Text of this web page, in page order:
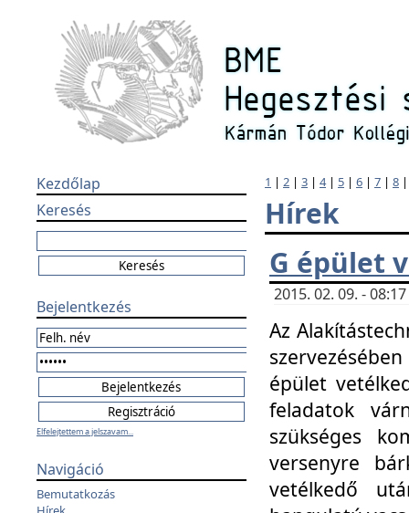
Kezdőlap
Keresés
Bejelentkezés
Elfelejtettem a jelszavam...
Navigáció
Bemutatkozás
1 | 2 | 3 | 4| 5 | 6 | 7 | 8
Hírek
G épület
2015. 02. 09. -
Az
épület
feladatok
szükséges
versenyre
vetélkedő